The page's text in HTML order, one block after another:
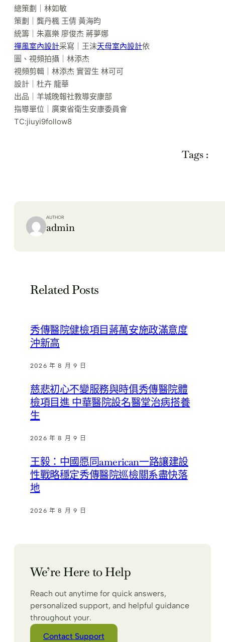
總策劃｜林如敏
策劃｜龔丹楓 王倩 黃海昀
統籌｜朱嘉樂 廖俊杰 蔣夢娜
禪風室內設計采寫｜王沫天母室內設計依
圖、視頻拍攝｜林添杰
視頻剪輯｜林添杰 實習生 林可可
設計｜杜卉 龍華
出品｜羊城晚報社教導安康部
指導單位｜廣東省衛生安康委員會
TC:jiuyi9follow8
Tags :
AUTHOR
admin
Related Posts
秀傳醫院健檢項目蔣萬安施政滿意度
沖新高
2026 年 8 月 9 日
慈悲初心不變服務與時俱秀傳醫院體
檢項目進 中華醫院設名醫堂治病搭養
生
2026 年 8 月 9 日
王毅：中國愿同american一路讓建設
性戰略穩定秀傳醫院巡檢關系盡快落
地
2026 年 8 月 9 日
We’re Here to Help
Reach out anytime for quick answers,
personalized support, and helpful guidance
throughout your.
Contact Support